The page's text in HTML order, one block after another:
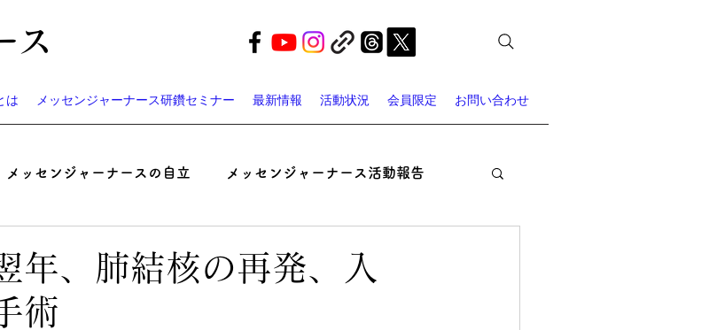
ス
は メッセンジャーナース研鑽セミナー 最新情報 活動状況 会員限定 お問い合わせ
メッセンジャーナースの自立 メッセンジャーナース活動報告
遠藤周作の「病い」と「神さま」
年、肺結核の再発、入
術